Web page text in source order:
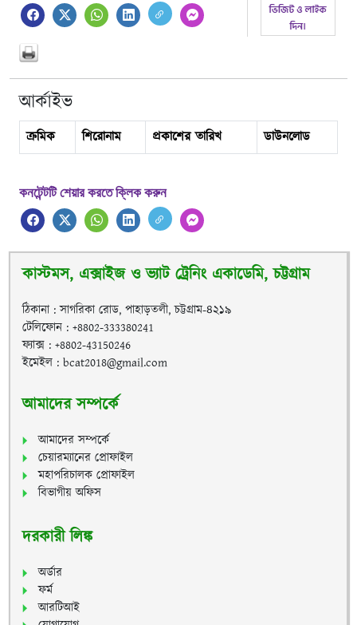
আর্কাইভ
ক্রমিক শিরোনাম প্রকাশের তারিখ ডাউনলোড
কনটেন্টটি শেয়ার করতে ক্লিক করুন
কাস্টমস, এক্সাইজ ও ভ্যাট ট্রেনিং একাডেমি, চট্টগ্রাম
ঠিকানা : সাগরিকা রোড, পাহাড়তলী, চট্টগ্রাম-৪২১৯
টেলিফোন : +8802-333380241
ফ্যাক্স : +8802-43150246
ইমেইল : bcat2018@gmail.com
আমাদের সম্পর্কে
আমাদের সম্পর্কে
চেয়ারম্যানের প্রোফাইল
মহাপরিচালক প্রোফাইল
বিভাগীয় অফিস
দরকারী লিঙ্ক
অর্ডার
ফর্ম
আরটিআই